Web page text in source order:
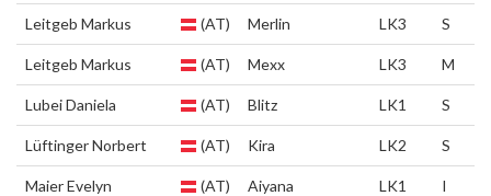
Leitgeb Markus (AT) Merlin LK3 S
Leitgeb Markus (AT) Mexx LK3 M
Lubei Daniela (AT) Blitz LK1 S
Lüftinger Norbert (AT) Kira LK2 S
Maier Evelyn (AT) Aiyana LK1 I